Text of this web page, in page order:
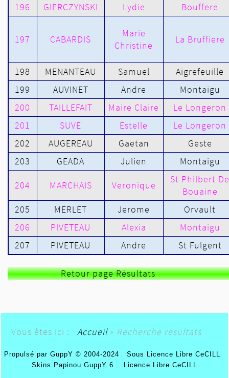
196
GIERCZYNSKI Lydie Bouffere
197 CABARDIS
Marie
Christine
La Bruffiere
198 MENANTEAU Samuel
Aigrefeuille
199
AUVINET Andre
Montaigu
200
TAILLEFAIT Maire Claire
Le Longeron
201
SUVE Estelle
Le Longeron
202
AUGEREAU Gaetan
Geste
203
GEADA Julien Montaigu
204 MARCHAIS Veronique
St Philbert De
Bouaine
205
MERLET Jerome
Orvault
206
PIVETEAU Alexia
Montaigu
207
PIVETEAU Andre St Fulgent
Retour page Résultats
Vous êtes ici : Accueil » Recherche resultats
Propulsé par GuppY © 2004-2024
Sous Licence Libre CeCILL
Skins Papinou GuppY 6
Licence Libre CeCILL